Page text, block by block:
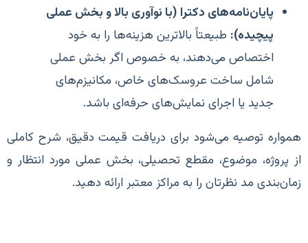
پایان‌نامه‌های دکترا (با نوآوری بالا و بخش عملی
پیچیده): طبیعتاً بالاترین هزینه‌ها را به خود
اختصاص می‌دهند، به خصوص اگر بخش عملی
شامل ساخت عروسک‌های خاص، مکانیزم‌های
جدید یا اجرای نمایش‌های حرفه‌ای باشد.
همواره توصیه می‌شود برای دریافت قیمت دقیق، شرح کاملی
از پروژه، موضوع، مقطع تحصیلی، بخش عملی مورد انتظار و
زمان‌بندی مد نظرتان را به مراکز معتبر ارائه دهید.